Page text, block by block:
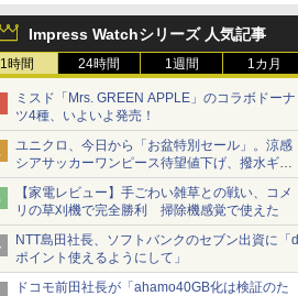
Impress Watchシリーズ 人気記事
1時間 24時間 1週間 1カ月
ミスド「Mrs. GREEN APPLE」のコラボドーナ
ツ4種、いよいよ発売！
ユニクロ、今日から「お盆特別セール」。涼感
シアサッカーワンピース待望値下げ、撥水ギア
ショーツは1990円に
【家電レビュー】手ごわい雑草との戦い、コメ
リの草刈機で完全勝利 掃除機感覚で使えた
NTT島田社長、ソフトバンクのセブン出資に「d
ポイント使えるようにして」
ドコモ前田社長が「ahamo40GB化は検証のた